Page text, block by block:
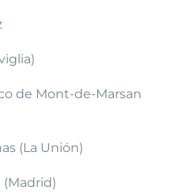
de Mont-de-Marsan
(La Unión)
(Madrid)